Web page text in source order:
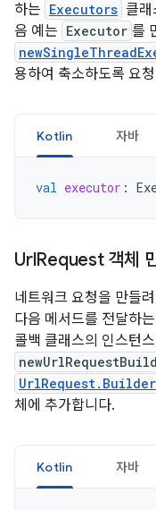
하는 Executors 클
음 예는 Executor 를
용하여 축소하도록 요
Kotlin 자바
val executor :
UrlRequest 객체
네트워크 요청을 만들
다음 메서드를 전달하는
콜백 클래스의 인스턴
UrlRequest.Builder
체에 추가합니다.
Kotlin 자바